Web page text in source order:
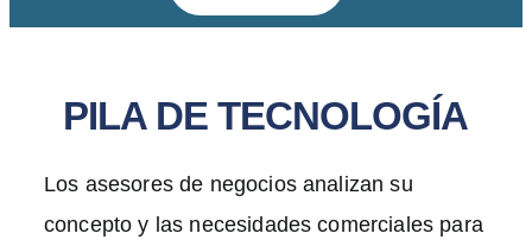
PILA DE TECNOLOGÍA
Los asesores de negocios analizan su
concepto y las necesidades comerciales para